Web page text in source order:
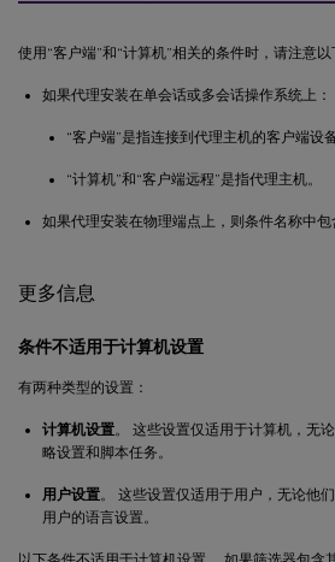
使用“客户端”和“计算机”相关的条件时，请注意以
如果代理安装在单会话或多会话操作系统上：
“客户端”是指连接到代理主机的客户端设备
“计算机”和“客户端远程”是指代理主机。
如果代理安装在物理端点上，则条件名称中包
更多信息
条件不适用于计算机设置
有两种类型的设置：
计算机设置。 这些设置仅适用于计算机，无
略设置和脚本任务。
用户设置。 这些设置仅适用于用户，无论他
用户的语言设置。